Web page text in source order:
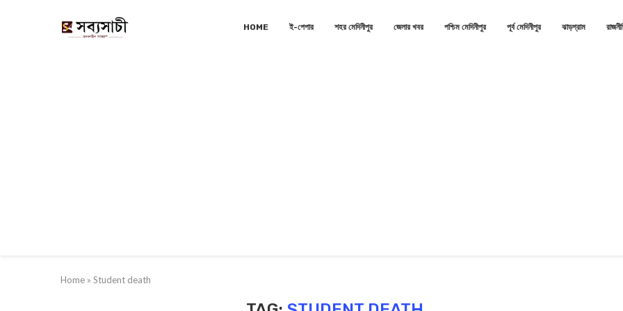
HOME ই-পেপার শহর মেদিনীপুর জেলার খবর পশ্চিম মেদিনীপুর পূর্ব মেদিনীপুর ঝাড়গ্রাম
Home » Student death